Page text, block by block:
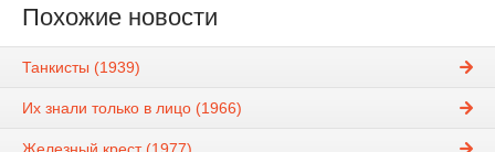
Похожие новости
Танкисты (1939)
Их знали только в лицо (1966)
Железный крест (1977)